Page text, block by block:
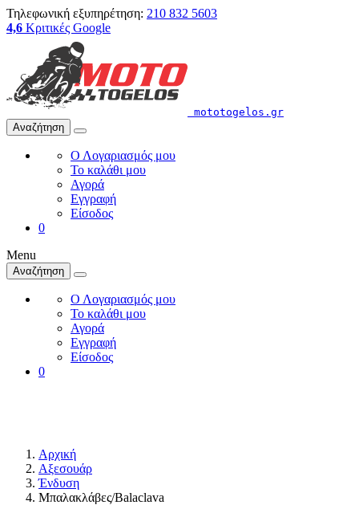
Τηλεφωνική εξυπηρέτηση: 210 832 5603
4,6 Κριτικές Google
mototogelos.gr
Αναζήτηση
Ο Λογαριασμός μου
Το καλάθι μου
Αγορά
Εγγραφή
Είσοδος
0
Menu
Αναζήτηση
Ο Λογαριασμός μου
Το καλάθι μου
Αγορά
Εγγραφή
Είσοδος
0
Αρχική
Αξεσουάρ
Ένδυση
Μπαλακλάβες/Balaclava